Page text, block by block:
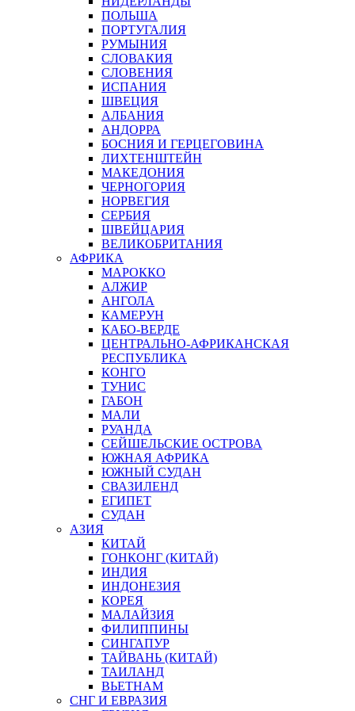
ПОЛЬША
ПОРТУГАЛИЯ
РУМЫНИЯ
СЛОВАКИЯ
СЛОВЕНИЯ
ИСПАНИЯ
ШВЕЦИЯ
АЛБАНИЯ
АНДОРРА
БОСНИЯ И ГЕРЦЕГОВИНА
ЛИХТЕНШТЕЙН
МАКЕДОНИЯ
ЧЕРНОГОРИЯ
НОРВЕГИЯ
СЕРБИЯ
ШВЕЙЦАРИЯ
ВЕЛИКОБРИТАНИЯ
АФРИКА
МАРОККО
АЛЖИР
АНГОЛА
КАМЕРУН
КАБО-ВЕРДЕ
ЦЕНТРАЛЬНО-АФРИКАНСКАЯ
РЕСПУБЛИКА
КОНГО
ТУНИС
ГАБОН
МАЛИ
РУАНДА
СЕЙШЕЛЬСКИЕ ОСТРОВА
ЮЖНАЯ АФРИКА
ЮЖНЫЙ СУДАН
СВАЗИЛЕНД
ЕГИПЕТ
СУДАН
АЗИЯ
КИТАЙ
ГОНКОНГ (КИТАЙ)
ИНДИЯ
ИНДОНЕЗИЯ
КОРЕЯ
МАЛАЙЗИЯ
ФИЛИППИНЫ
СИНГАПУР
ТАЙВАНЬ (КИТАЙ)
ТАИЛАНД
ВЬЕТНАМ
СНГ И ЕВРАЗИЯ